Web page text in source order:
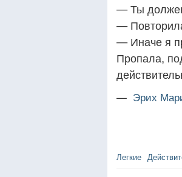
— Ты
—
— Иначе я
Пропала,
— Эрих
Легкие